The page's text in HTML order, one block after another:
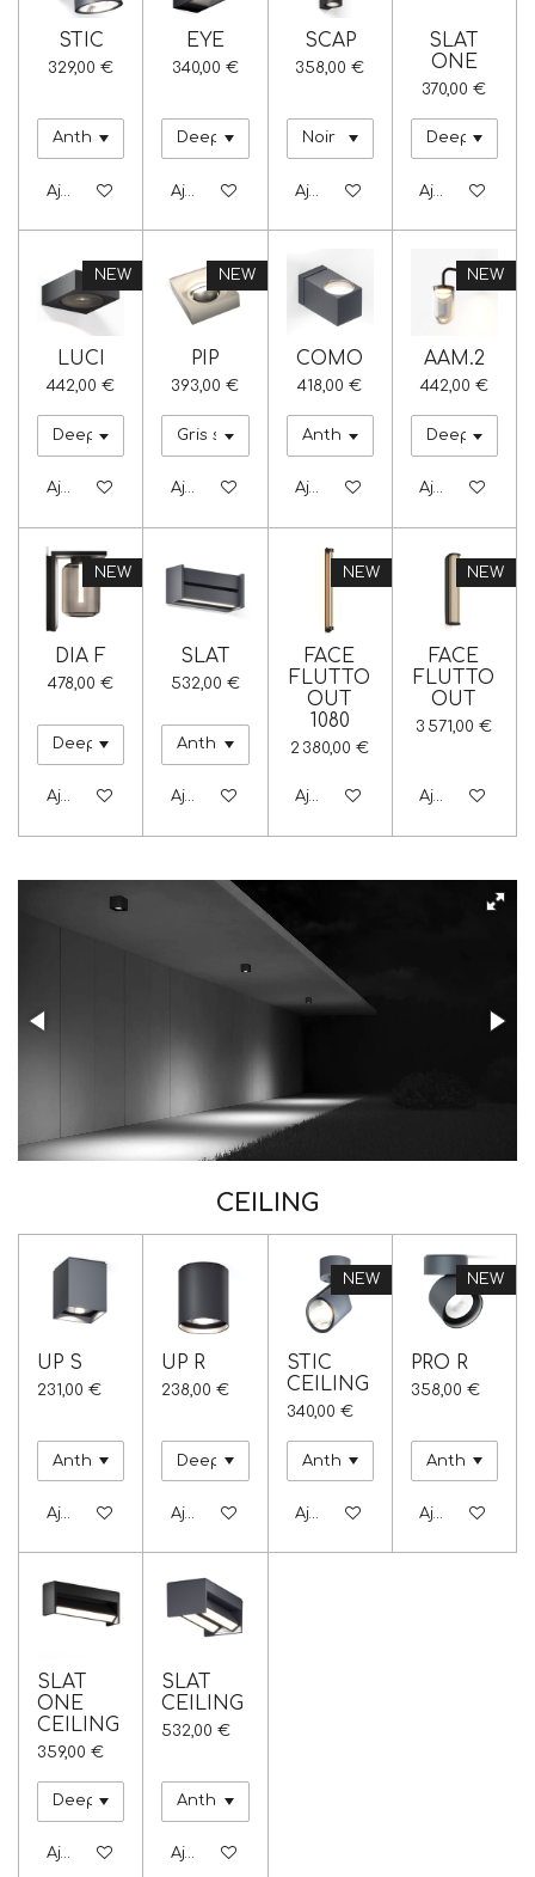
STIC
329,00 €
Ajouter au panier
EYE
340,00 €
Ajouter au panier
SCAP
358,00 €
Ajouter au panier
SLAT
ONE
370,00 €
Ajouter au
NEW
LUCI
442,00 €
Ajouter au panier
NEW
PIP
393,00 €
Ajouter au panier
COMO
418,00 €
Ajouter au panier
NEW
AAM.2
442,00 €
Ajouter au
NEW
DIA F
478,00 €
Ajouter au panier
SLAT
532,00 €
Ajouter au panier
NEW
FACE
FLUTTO
OUT
1080
2 380,00 €
Ajouter au panier
NEW
FACE
FLUTTO
OUT
3 571,00 €
Ajouter au
CEILING
UP S
231,00 €
Ajouter au panier
UP R
238,00 €
Ajouter au panier
NEW
STIC
CEILING
340,00 €
Ajouter au panier
NEW
PRO R
358,00 €
Ajouter au
SLAT
ONE
CEILING
359,00 €
Ajouter au panier
SLAT
CEILING
532,00 €
Ajouter au panier